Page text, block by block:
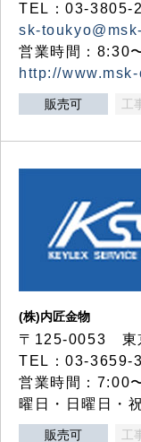
TEL：03-3805-
sk-
営業時間：8:30
http://
販売可 工
(株)内匠金物
〒125-0053 東
TEL：03-3659-
営業時間：7:00
曜日・日曜日・
販売可 工